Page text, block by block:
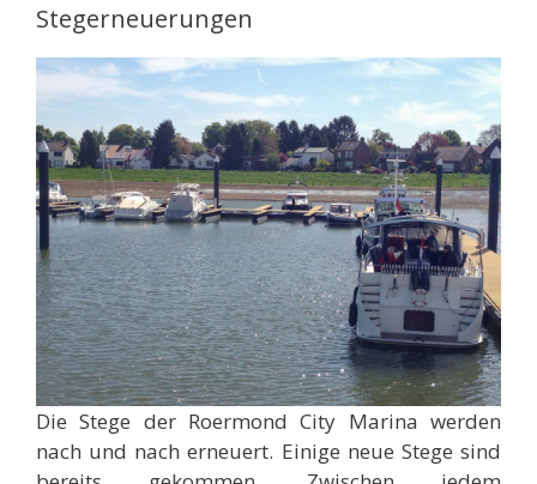
Stegerneuerungen
Die Stege der Roermond City Marina werden
nach und nach erneuert. Einige neue Stege sind